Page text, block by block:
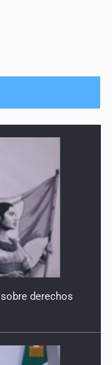
derechos